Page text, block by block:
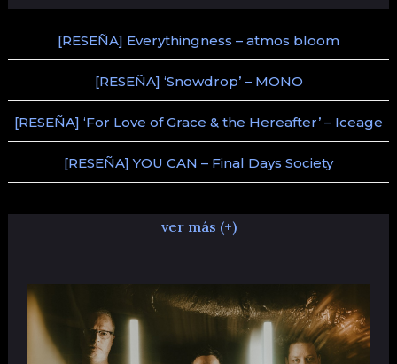
[RESEÑA] Everythingness – atmos bloom
[RESEÑA] ‘Snowdrop’ – MONO
[RESEÑA] ‘For Love of Grace & the Hereafter’ – Iceage
[RESEÑA] YOU CAN – Final Days Society
ver más (+)